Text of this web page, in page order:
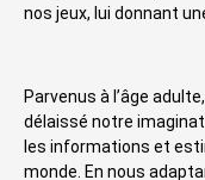
nos jeux, lui donnant
Parvenus à l’âge
délaissé notre
les informations et
monde. En nous